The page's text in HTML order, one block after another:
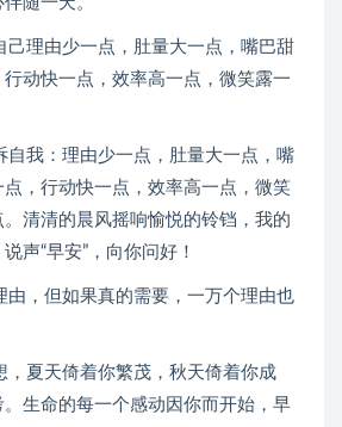
己理由少一点，肚量大一点，嘴巴甜
动快一点，效率高一点，微笑露一
自我：理由少一点，肚量大一点，嘴
，行动快一点，效率高一点，微笑
清清的晨风摇响愉悦的铃铛，我的
声“早安”，向你问好！
由，但如果真的需要，一万个理由也
，夏天倚着你繁茂，秋天倚着你成
生命的每一个感动因你而开始，早